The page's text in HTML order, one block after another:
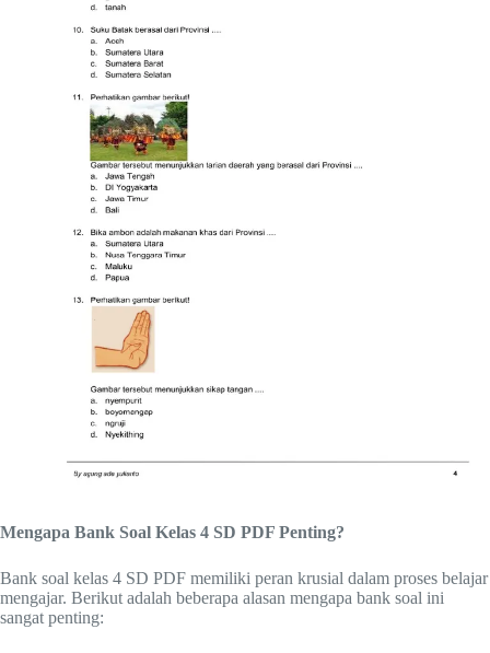
Mengapa Bank Soal Kelas 4 SD PDF Penting?
Bank soal kelas 4 SD PDF memiliki peran krusial dalam proses belajar
mengajar. Berikut adalah beberapa alasan mengapa bank soal ini
sangat penting: